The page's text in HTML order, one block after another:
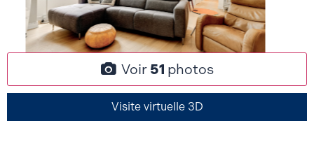
Voir 51 photos
Visite virtuelle 3D